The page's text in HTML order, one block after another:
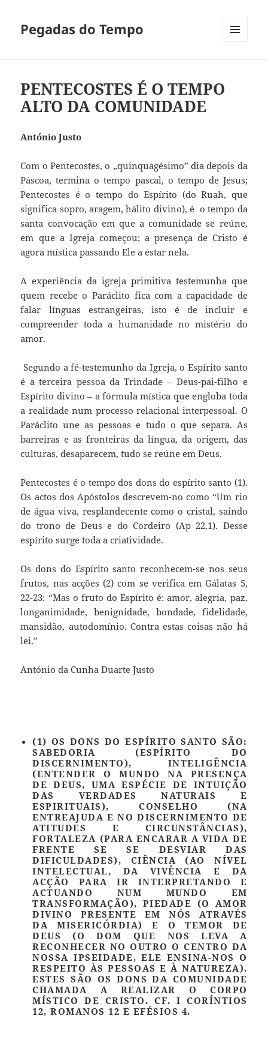
Pegadas do Tempo
PENTECOSTES É O TEMPO
ALTO DA COMUNIDADE
António Justo
Com o Pentecostes, o „quinquagésimo” dia depois da
Páscoa, termina o tempo pascal, o tempo de Jesus;
Pentecostes é o tempo do Espírito (do Ruah, que
significa sopro, aragem, hálito divino), é o tempo da
santa convocação em que a comunidade se reúne,
em que a Igreja começou; a presença de Cristo é
agora mística passando Ele a estar nela.
A experiência da igreja primitiva testemunha que
quem recebe o Paráclito fica com a capacidade de
falar línguas estrangeiras, isto é de incluir e
compreender toda a humanidade no mistério do
amor.
Segundo a fé-testemunho da Igreja, o Espírito santo
é a terceira pessoa da Trindade – Deus-pai-filho e
Espírito divino – a fórmula mística que engloba toda
a realidade num processo relacional interpessoal. O
Paráclito une as pessoas e tudo o que separa. As
barreiras e as fronteiras da língua, da origem, das
culturas, desaparecem, tudo se reúne em Deus.
Pentecostes é o tempo dos dons do espírito santo (1).
Os actos dos Apóstolos descrevem-no como “Um rio
de água viva, resplandecente como o cristal, saindo
do trono de Deus e do Cordeiro (Ap 22,1). Desse
espírito surge toda a criatividade.
Os dons do Espírito santo reconhecem-se nos seus
frutos, nas acções (2) com se verifica em Gálatas 5,
22-23: “Mas o fruto do Espírito é: amor, alegria, paz,
longanimidade, benignidade, bondade, fidelidade,
mansidão, autodomínio. Contra estas coisas não há
lei.”
António da Cunha Duarte Justo
(1) OS DONS DO ESPÍRITO SANTO SÃO:
SABEDORIA (ESPÍRITO DO
DISCERNIMENTO), INTELIGÊNCIA
(ENTENDER O MUNDO NA PRESENÇA
DE DEUS, UMA ESPÉCIE DE INTUIÇÃO
DAS VERDADES NATURAIS E
ESPIRITUAIS), CONSELHO (NA
ENTREAJUDA E NO DISCERNIMENTO DE
ATITUDES E CIRCUNSTÂNCIAS),
FORTALEZA (PARA ENCARAR A VIDA DE
FRENTE SE SE DESVIAR DAS
DIFICULDADES), CIÊNCIA (AO NÍVEL
INTELECTUAL, DA VIVÊNCIA E DA
ACÇÃO PARA IR INTERPRETANDO E
ACTUANDO NUM MUNDO EM
TRANSFORMAÇÃO), PIEDADE (O AMOR
DIVINO PRESENTE EM NÓS ATRAVÉS
DA MISERICÓRDIA) E OTEMOR DE
DEUS
(O DOM QUE NOS LEVA A
RECONHECER NO OUTRO O CENTRO DA
NOSSA IPSEIDADE, ELE ENSINA-NOS O
RESPEITO ÀS PESSOAS E À NATUREZA).
ESTES SÃO OS DONS DA COMUNIDADE
CHAMADA A REALIZAR O CORPO
MÍSTICO DE CRISTO. CF. I CORÍNTIOS
12, ROMANOS 12 E EFÉSIOS 4.